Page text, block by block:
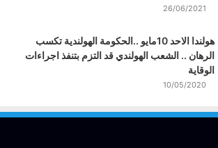
26/06/2021
هولندا الاحد 10مايو ..الحكومة الهولندية تكسب
الرهان .. الشعب الهولندي قد التزم بتنفذ اجراءات
الوقاية
10/05/2020